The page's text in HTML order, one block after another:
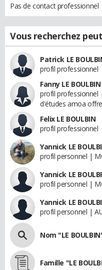
Pas de contact professionnel
Vous recherchez
Patrick LE
profil professionnel
Fanny LE BOULBIN
profil professionnel
d'études amoa
Felix LE BOULBIN
profil professionnel
Yannick LE
profil personnel |
Yannick LE
profil personnel |
Yannick LE
profil personnel |
Nom "LE
Famille "LE